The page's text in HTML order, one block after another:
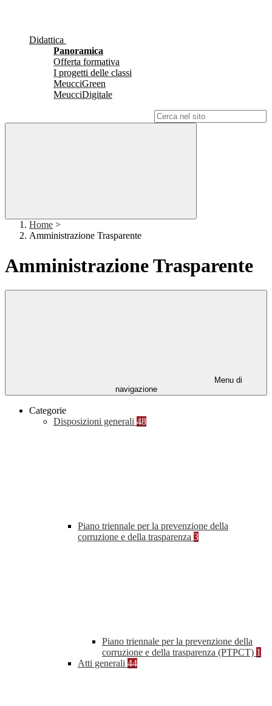
Didattica
Panoramica
Offerta formativa
I progetti delle classi
MeucciGreen
MeucciDigitale
Home >
Amministrazione Trasparente
Amministrazione Trasparente
Menu di
navigazione
Categorie
Disposizioni generali 48
Piano triennale per la prevenzione della
corruzione e della trasparenza 3
Piano triennale per la prevenzione della
corruzione e della trasparenza (PTPCT) 1
Atti generali 44